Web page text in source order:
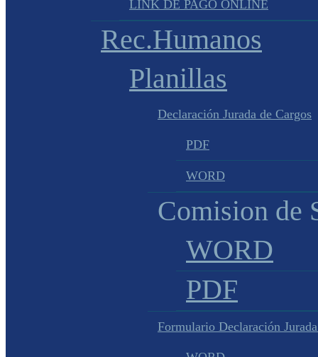
LINK DE PAGO ONLINE
Rec.Humanos
Planillas
Declaración Jurada de Cargos
PDF
WORD
Comision de
WORD
PDF
Formulario Declaración